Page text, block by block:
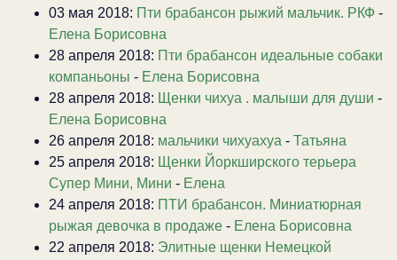
03 мая 2018: Пти брабансон рыжий мальчик. РКФ -
Елена Борисовна
28 апреля 2018: Пти брабансон идеальные собаки
компаньоны - Елена Борисовна
28 апреля 2018: Щенки чихуа . малыши для души -
Елена Борисовна
26 апреля 2018: мальчики чихуахуа - Татьяна
25 апреля 2018: Щенки Йоркширского терьера
Супер Мини, Мини - Елена
24 апреля 2018: ПТИ брабансон. Миниатюрная
рыжая девочка в продаже - Елена Борисовна
22 апреля 2018: Элитные щенки Немецкой